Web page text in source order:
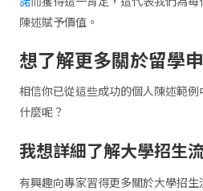
陳述賦予價值。
想了解更多關於留學
相信你已從這些成功的個人陳述範
什麼呢？
我想詳細了解大學招生
有興趣向專家習得更多關於大學招